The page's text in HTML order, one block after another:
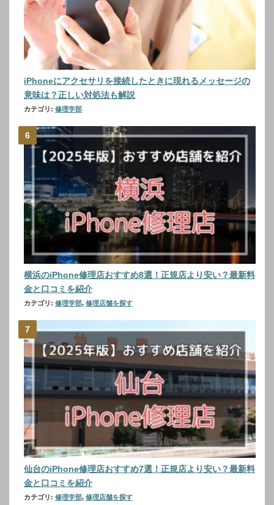
iPhoneにアクセサリを接続したときに現れるメッセージの
意味は？正しい対処法も解説
カテゴリ: 修理学部
横浜のiPhone修理店おすすめ8選！正規店より安い？最新料
金と口コミを紹介
カテゴリ: 修理学部, 修理店舗を探す
仙台のiPhone修理店おすすめ7選！正規店より安い？最新料
金と口コミを紹介
カテゴリ: 修理学部, 修理店舗を探す